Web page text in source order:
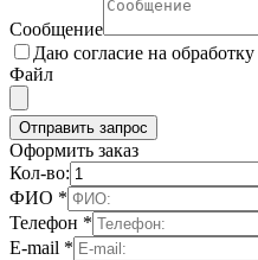
Сообщение
Даю согласие на
Файл
Отправить запрос
Оформить заказ
Кол-во:
ФИО *
Телефон *
E-mail *